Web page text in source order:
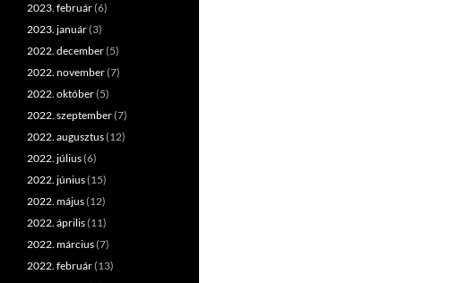
2023. február(6)
2023. január(3)
2022. december(5)
2022. november(7)
2022. október(5)
2022. szeptember(7)
2022. augusztus(12)
2022. július(6)
2022. június(15)
2022. május(12)
2022. április(11)
2022. március(7)
2022. február(13)